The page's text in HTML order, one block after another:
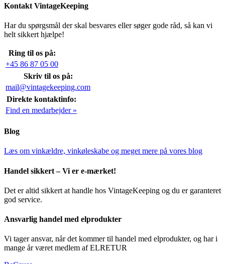
Kontakt VintageKeeping
Har du spørgsmål der skal besvares eller søger gode råd, så kan vi
helt sikkert hjælpe!
Ring til os på:
+45 86 87 05 00
Skriv til os på:
mail@vintagekeeping.com
Direkte kontaktinfo:
Find en medarbejder »
Blog
Læs om vinkældre, vinkøleskabe og meget mere på vores blog
Handel sikkert – Vi er e-mærket!
Det er altid sikkert at handle hos VintageKeeping og du er garanteret
god service.
Ansvarlig handel med elprodukter
Vi tager ansvar, når det kommer til handel med elprodukter, og har i
mange år været medlem af ELRETUR